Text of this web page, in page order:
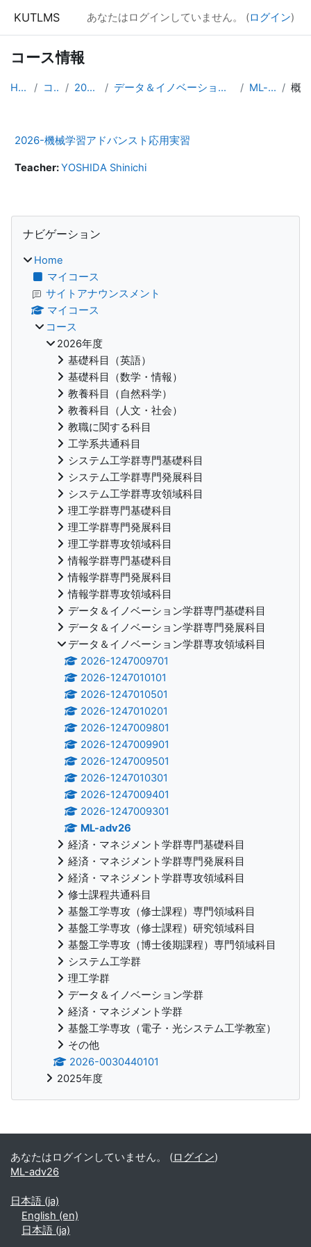
KUTLMS あなたはログインしていません。 (ログイン)
コース情報
Home コース 2026年度 データ＆イノベーション学群専攻領域科目 ML-adv26
2026-機械学習アドバンスト応用実習
Teacher:YOSHIDA Shinichi
ブロック
ナビゲーション
Home
マイコース
サイトアナウンスメント
マイコース
コース
2026年度
基礎科目（英語）
基礎科目（数学・情報）
教養科目（自然科学）
教養科目（人文・社会）
教職に関する科目
工学系共通科目
システム工学群専門基礎科目
システム工学群専門発展科目
システム工学群専攻領域科目
理工学群専門基礎科目
理工学群専門発展科目
理工学群専攻領域科目
情報学群専門基礎科目
情報学群専門発展科目
情報学群専攻領域科目
データ＆イノベーション学群専門基礎科目
データ＆イノベーション学群専門発展科目
データ＆イノベーション学群専攻領域科目
2026-1247009701
2026-1247010101
2026-1247010501
2026-1247010201
2026-1247009801
2026-1247009901
2026-1247009501
2026-1247010301
2026-1247009401
2026-1247009301
ML-adv26
経済・マネジメント学群専門基礎科目
経済・マネジメント学群専門発展科目
経済・マネジメント学群専攻領域科目
修士課程共通科目
基盤工学専攻（修士課程）専門領域科目
基盤工学専攻（修士課程）研究領域科目
基盤工学専攻（博士後期課程）専門領域科目
システム工学群
理工学群
データ＆イノベーション学群
経済・マネジメント学群
基盤工学専攻（電子・光システム工学教室）
その他
2026-0030440101
2025年度
補助ブロック
あなたはログインしていません。 (ログイン)
ML-adv26
日本語 ‎(ja)‎
English ‎(en)‎
日本語 ‎(ja)‎